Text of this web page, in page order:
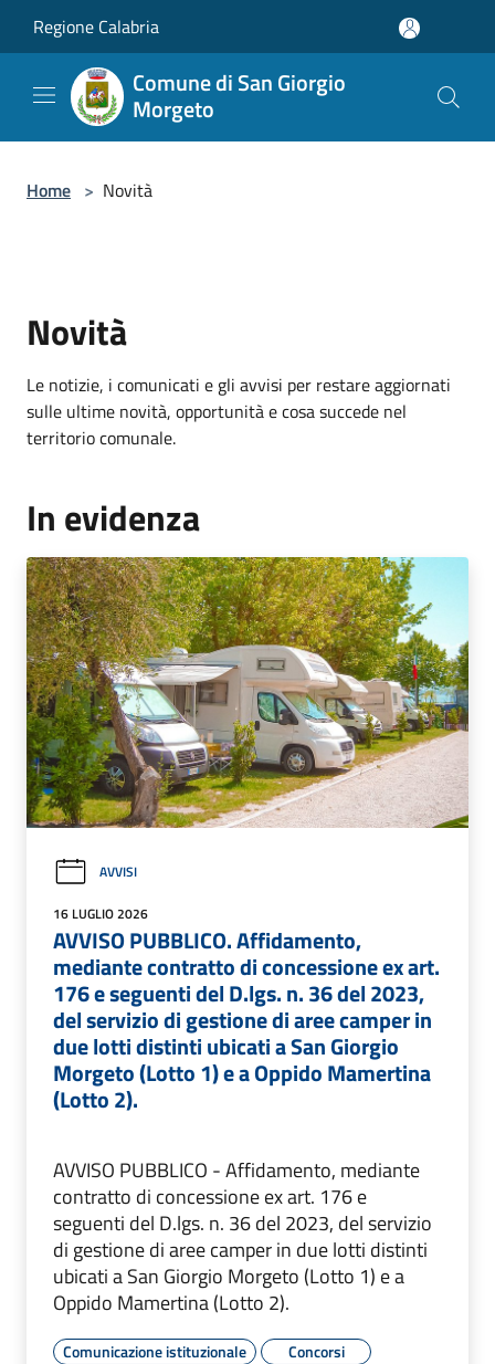
Regione Calabria
Comune di San Giorgio
Morgeto
Home > Novità
Novità
Le notizie, i comunicati e gli avvisi per restare aggiornati
sulle ultime novità, opportunità e cosa succede nel
territorio comunale.
In evidenza
AVVISI
16 LUGLIO 2026
AVVISO PUBBLICO. Affidamento,
mediante contratto di concessione ex art.
176 e seguenti del D.lgs. n. 36 del 2023,
del servizio di gestione di aree camper in
due lotti distinti ubicati a San Giorgio
Morgeto (Lotto 1) e a Oppido Mamertina
(Lotto 2).
AVVISO PUBBLICO - Affidamento, mediante
contratto di concessione ex art. 176 e
seguenti del D.lgs. n. 36 del 2023, del servizio
di gestione di aree camper in due lotti distinti
ubicati a San Giorgio Morgeto (Lotto 1) e a
Oppido Mamertina (Lotto 2).
Comunicazione istituzionale
Concorsi